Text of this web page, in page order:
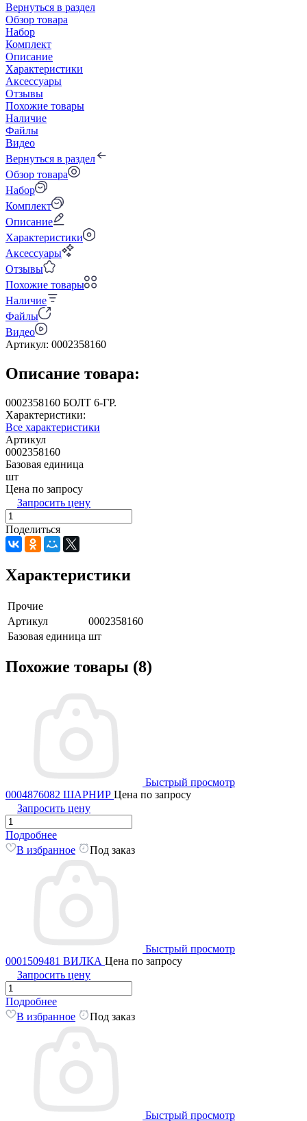
Вернуться в раздел
Обзор товара
Набор
Комплект
Описание
Характеристики
Аксессуары
Отзывы
Похожие товары
Наличие
Файлы
Видео
Вернуться в раздел
Обзор товара
Набор
Комплект
Описание
Характеристики
Аксессуары
Отзывы
Похожие товары
Наличие
Файлы
Видео
Артикул: 0002358160
Описание товара:
0002358160 БОЛТ 6-ГР.
Характеристики:
Все характеристики
Артикул
0002358160
Базовая единица
шт
Цена по запросу
Запросить цену
Поделиться
Характеристики
Прочие
Артикул
0002358160
Базовая единица шт
Похожие товары (8)
Быстрый просмотр
0004876082 ШАРНИР Цена по запросу
Запросить цену
Подробнее
В избранное
Под заказ
Быстрый просмотр
0001509481 ВИЛКА Цена по запросу
Запросить цену
Подробнее
В избранное
Под заказ
Быстрый просмотр